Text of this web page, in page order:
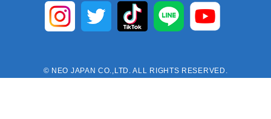
© NEO JAPAN CO.,LTD. ALL RIGHTS RESERVED.